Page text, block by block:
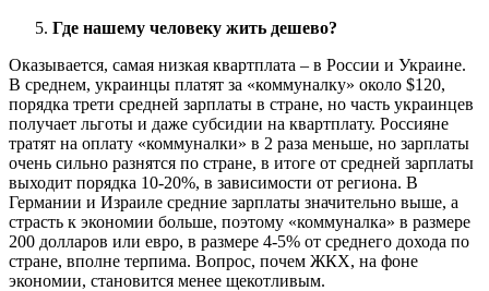
Где нашему человеку жить дешево?
Оказывается, самая низкая квартплата – в России и Украине.
В среднем, украинцы платят за «коммуналку» около $120,
порядка трети средней зарплаты в стране, но часть украинцев
получает льготы и даже субсидии на квартплату. Россияне
тратят на оплату «коммуналки» в 2 раза меньше, но зарплаты
очень сильно разнятся по стране, в итоге от средней зарплаты
выходит порядка 10-20%, в зависимости от региона. В
Германии и Израиле средние зарплаты значительно выше, а
страсть к экономии больше, поэтому «коммуналка» в размере
200 долларов или евро, в размере 4-5% от среднего дохода по
стране, вполне терпима. Вопрос, почем ЖКХ, на фоне
экономии, становится менее щекотливым.